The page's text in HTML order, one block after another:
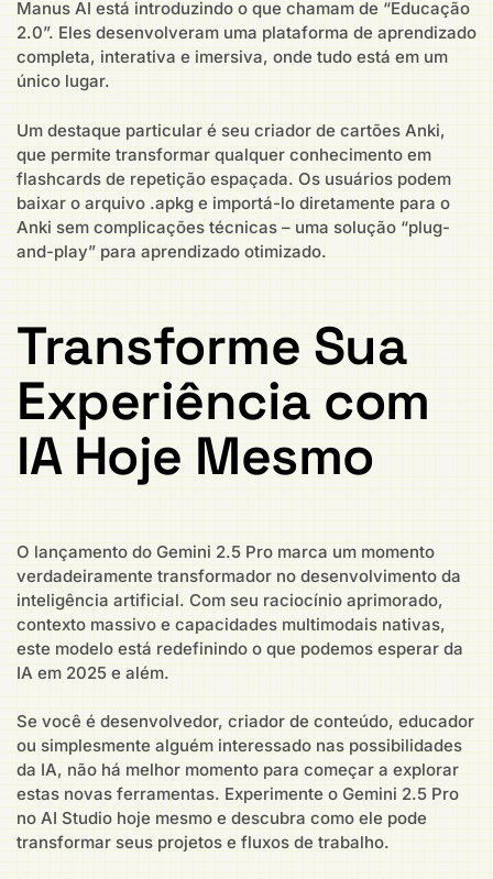
Manus AI está introduzindo o que chamam de “Educação
2.0”. Eles desenvolveram uma plataforma de aprendizado
completa, interativa e imersiva, onde tudo está em um
único lugar.
Um destaque particular é seu criador de cartões Anki,
que permite transformar qualquer conhecimento em
flashcards de repetição espaçada. Os usuários podem
baixar o arquivo .apkg e importá-lo diretamente para o
Anki sem complicações técnicas – uma solução “plug-
and-play” para aprendizado otimizado.
Transforme Sua
Experiência com
IA Hoje Mesmo
O lançamento do Gemini 2.5 Pro marca um momento
verdadeiramente transformador no desenvolvimento da
inteligência artificial. Com seu raciocínio aprimorado,
contexto massivo e capacidades multimodais nativas,
este modelo está redefinindo o que podemos esperar da
IA em 2025 e além.
Se você é desenvolvedor, criador de conteúdo, educador
ou simplesmente alguém interessado nas possibilidades
da IA, não há melhor momento para começar a explorar
estas novas ferramentas. Experimente o Gemini 2.5 Pro
no AI Studio hoje mesmo e descubra como ele pode
transformar seus projetos e fluxos de trabalho.